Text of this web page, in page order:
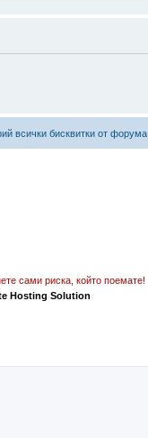
всички бисквитки от форума
сами риска, който поемате!
Hosting Solution